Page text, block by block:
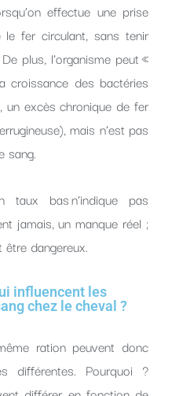
effectue une prise
fer circulant, sans tenir
plus, l’organisme peut «
croissance des bactéries
un excès chronique de fer
mais n’est pas
sang.
bas n’indique pas
jamais, un manque réel ;
être dangereux.
influencent les
chez le cheval ?
ration peuvent donc
différentes. Pourquoi ?